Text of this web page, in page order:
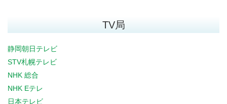
TV局
静岡朝日テレビ
STV札幌テレビ
NHK 総合
NHK Eテレ
日本テレビ